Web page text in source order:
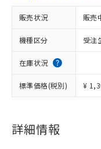
販売状況 販売
機種区分 受注
在庫状況
標準価格(税別) ¥
詳細情報